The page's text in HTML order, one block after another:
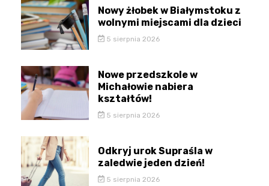
Nowy żłobek w Białymstoku z
wolnymi miejscami dla dzieci
5 sierpnia 2026
Nowe przedszkole w
Michałowie nabiera
kształtów!
5 sierpnia 2026
Odkryj urok Supraśla w
zaledwie jeden dzień!
5 sierpnia 2026